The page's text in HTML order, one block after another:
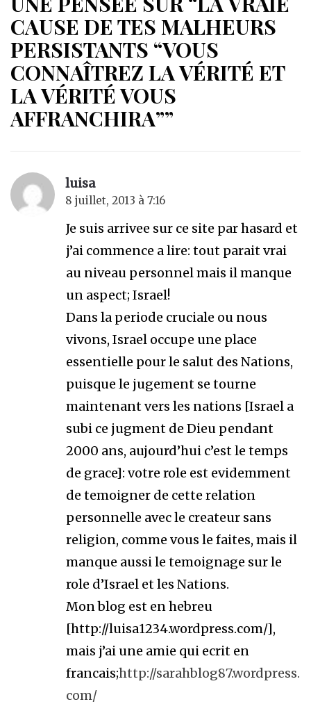
CAUSE DE TES MALHEURS
PERSISTANTS “VOUS
CONNAÎTREZ LA VÉRITÉ ET
LA VÉRITÉ VOUS
AFFRANCHIRA””
luisa
8 juillet, 2013 à 7:16
Je suis arrivee sur ce site par hasard et
j’ai commence a lire: tout parait vrai
au niveau personnel mais il manque
un aspect; Israel!
Dans la periode cruciale ou nous
vivons, Israel occupe une place
essentielle pour le salut des Nations,
puisque le jugement se tourne
maintenant vers les nations [Israel a
subi ce jugment de Dieu pendant
2000 ans, aujourd’hui c’est le temps
de grace]: votre role est evidemment
de temoigner de cette relation
personnelle avec le createur sans
religion, comme vous le faites, mais il
manque aussi le temoignage sur le
role d’Israel et les Nations.
Mon blog est en hebreu
[http://luisa1234.wordpress.com/],
mais j’ai une amie qui ecrit en
francais;http://sarahblog87.wordpress.
com/